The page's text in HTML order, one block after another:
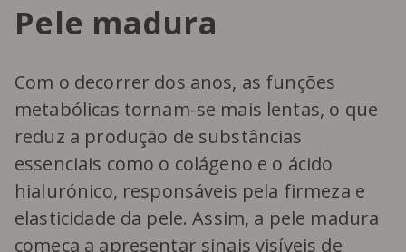
Pele madura
Com o decorrer dos anos, as funções
metabólicas tornam-se mais lentas, o que
reduz a produção de substâncias
essenciais como o colágeno e o ácido
hialurónico, responsáveis pela firmeza e
elasticidade da pele. Assim, a pele madura
começa a apresentar sinais visíveis de